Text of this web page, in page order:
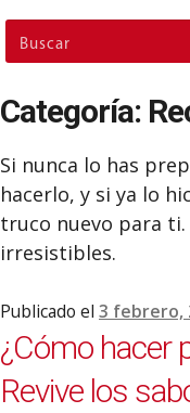
Categoría:
Si nunca lo has
hacerlo, y si ya lo
truco nuevo para ti.
irresistibles.
Publicado el 3 febrero,
¿Cómo hacer
Revive los